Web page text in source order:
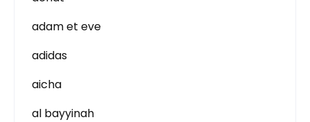
adam et eve
adidas
aicha
al bayyinah